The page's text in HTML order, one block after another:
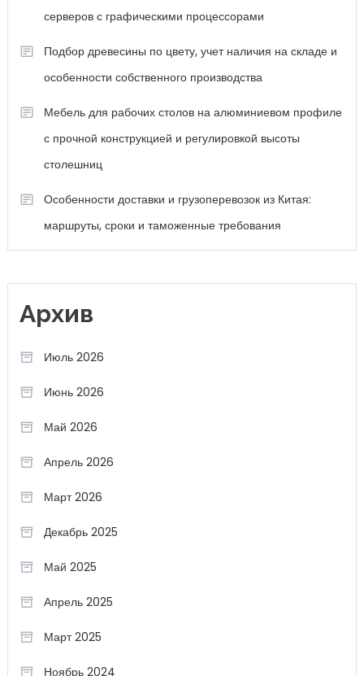
серверов с графическими процессорами
Подбор древесины по цвету, учет наличия на складе и
особенности собственного производства
Мебель для рабочих столов на алюминиевом профиле
с прочной конструкцией и регулировкой высоты
столешниц
Особенности доставки и грузоперевозок из Китая:
маршруты, сроки и таможенные требования
Архив
Июль 2026
Июнь 2026
Май 2026
Апрель 2026
Март 2026
Декабрь 2025
Май 2025
Апрель 2025
Март 2025
Ноябрь 2024